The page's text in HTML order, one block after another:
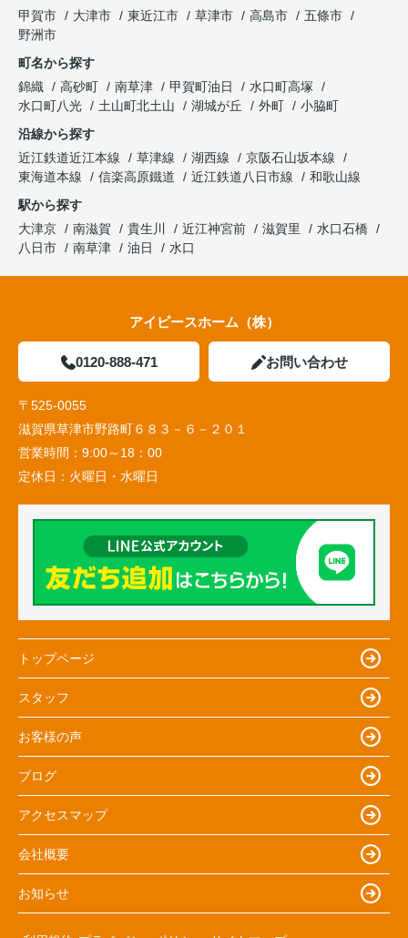
甲賀市
大津市 東近江市 草津市 高島市
五條市
野洲市
町名から探す
錦織
高砂町 南草津 甲賀町油日
水口町高塚
水口町八光
土山町北土山 湖城が丘 外町
小脇町
沿線から探す
近江鉄道近江本線
草津線 湖西線
京阪石山坂本線
東海道本線
信楽高原鐵道 近江鉄道八日市線
和歌山線
駅から探す
大津京
南滋賀 貴生川 近江神宮前 滋賀里
水口石橋
八日市
南草津 油日 水口
アイピースホーム（株）
0120-888-471 お問い合わせ
〒525-0055
滋賀県草津市野路町６８３－６－２０１
営業時間： 9:00～18：00
定休日： 火曜日・水曜日
トップページ
スタッフ
お客様の声
ブログ
アクセスマップ
会社概要
お知らせ